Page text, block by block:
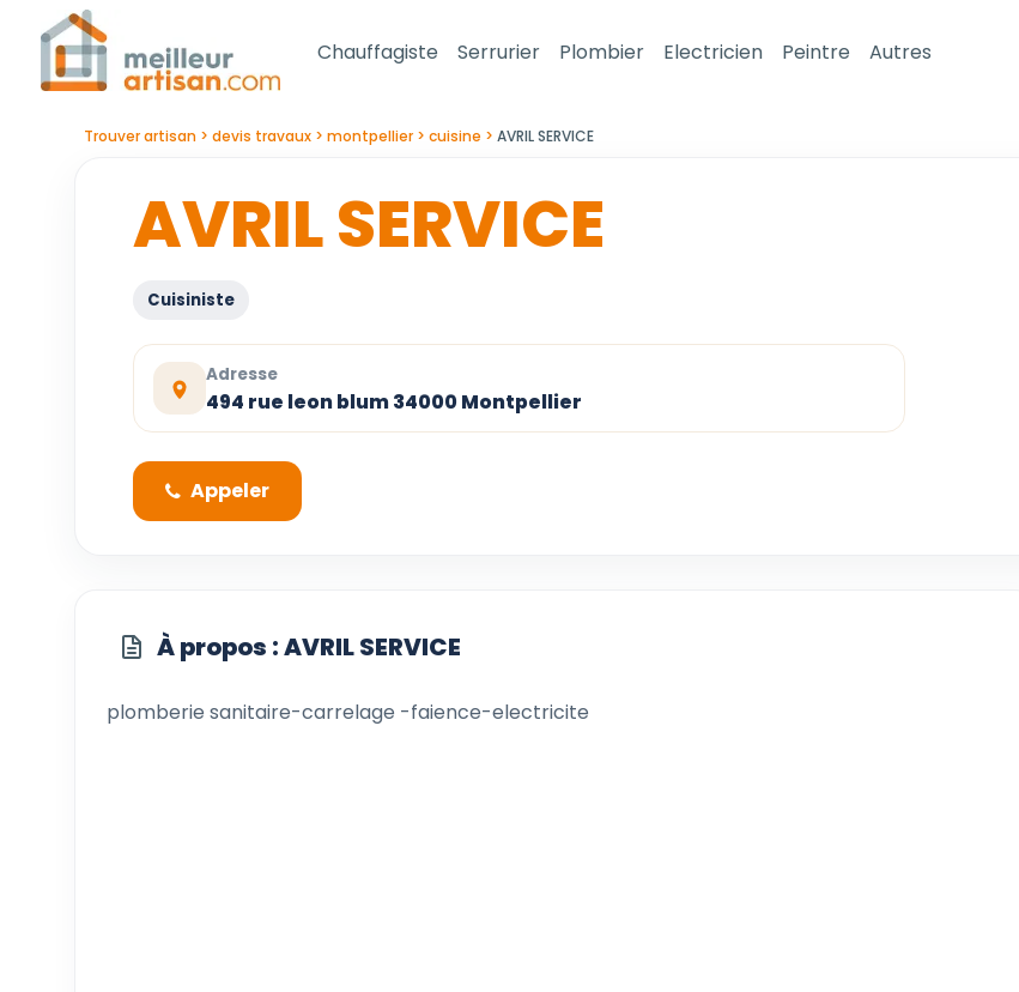
Chauffagiste Serrurier Plombier Electricien Peintre Autres
Trouver artisan devis travaux montpellier cuisine AVRIL SERVICE
AVRIL SERVICE
Cuisiniste
Adresse
494 rue leon blum 34000 Montpellier
Appeler
À propos : AVRIL SERVICE
plomberie sanitaire-carrelage -faience-electricite